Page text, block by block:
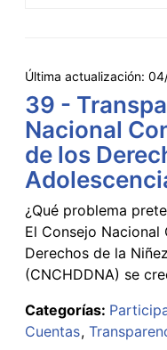
Última actualización:
39 -
Nacional
de los
¿Qué problema
El Consejo
Derechos de la
(CNCHDDNA) se
Categorías:
Cuentas